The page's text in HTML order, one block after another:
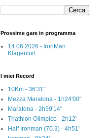
Prossime gare in programma
14.06.2026 - IronMan
Klagenfurt
I miei Record
10Km - 36'31"
Mezza Maratona - 1h24'00"
Maratona - 2h59'14"
Triathlon Olimpico - 2h12'
Half Ironman (70.3) - 4h51'